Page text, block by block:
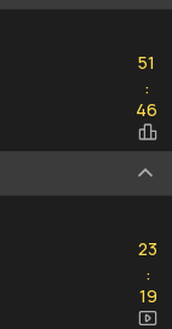
51
:46
46
23
:19
19